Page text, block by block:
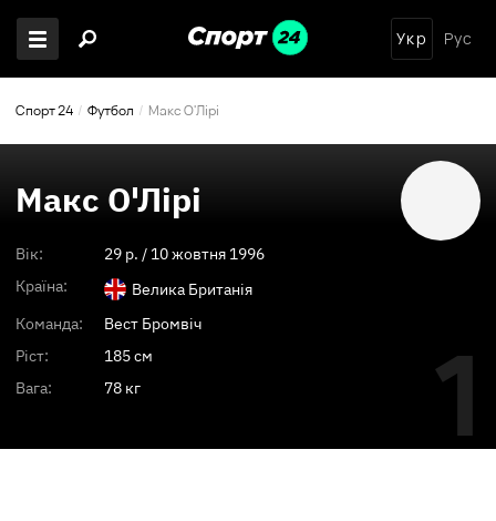
Укр Рус
Спорт 24 Футбол Макс О'Лірі
Макс О'Лірі
Вік: 29 p. / 10 жовтня 1996
Країна:
Велика Британія
Команда:
Вест Бромвіч
Ріст:
185 см
Вага:
78 кг 1